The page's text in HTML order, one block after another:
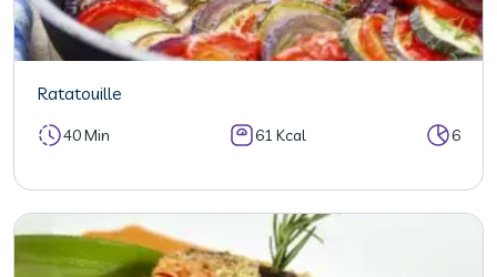
Ratatouille
40 Min 61 Kcal 6